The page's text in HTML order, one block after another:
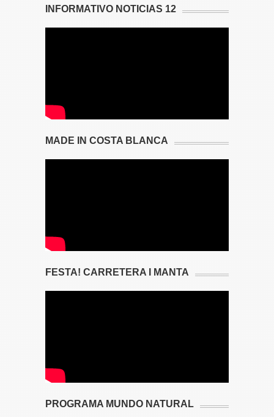
INFORMATIVO NOTICIAS 12
MADE IN COSTA BLANCA
FESTA! CARRETERA I MANTA
PROGRAMA MUNDO NATURAL